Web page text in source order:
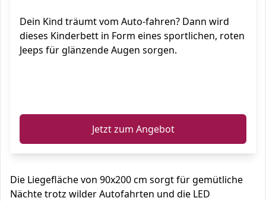
Dein Kind träumt vom Auto-fahren? Dann wird
dieses Kinderbett in Form eines sportlichen, roten
Jeeps für glänzende Augen sorgen.
Jetzt zum Angebot
Die Liegefläche von 90x200 cm sorgt für gemütliche
Nächte trotz wilder Autofahrten und die LED